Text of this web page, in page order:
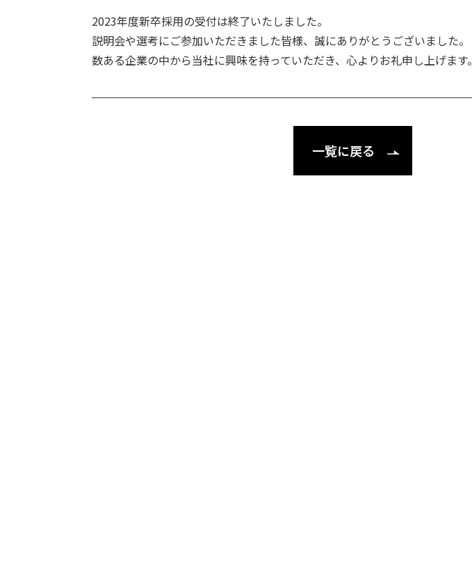
2023年度新卒採用の受付は終了いたしました。
説明会や選考にご参加いただきました皆様、誠にありがとうございました。
数ある企業の中から当社に興味を持っていただき、心よりお礼申し上げます。
一覧に戻る